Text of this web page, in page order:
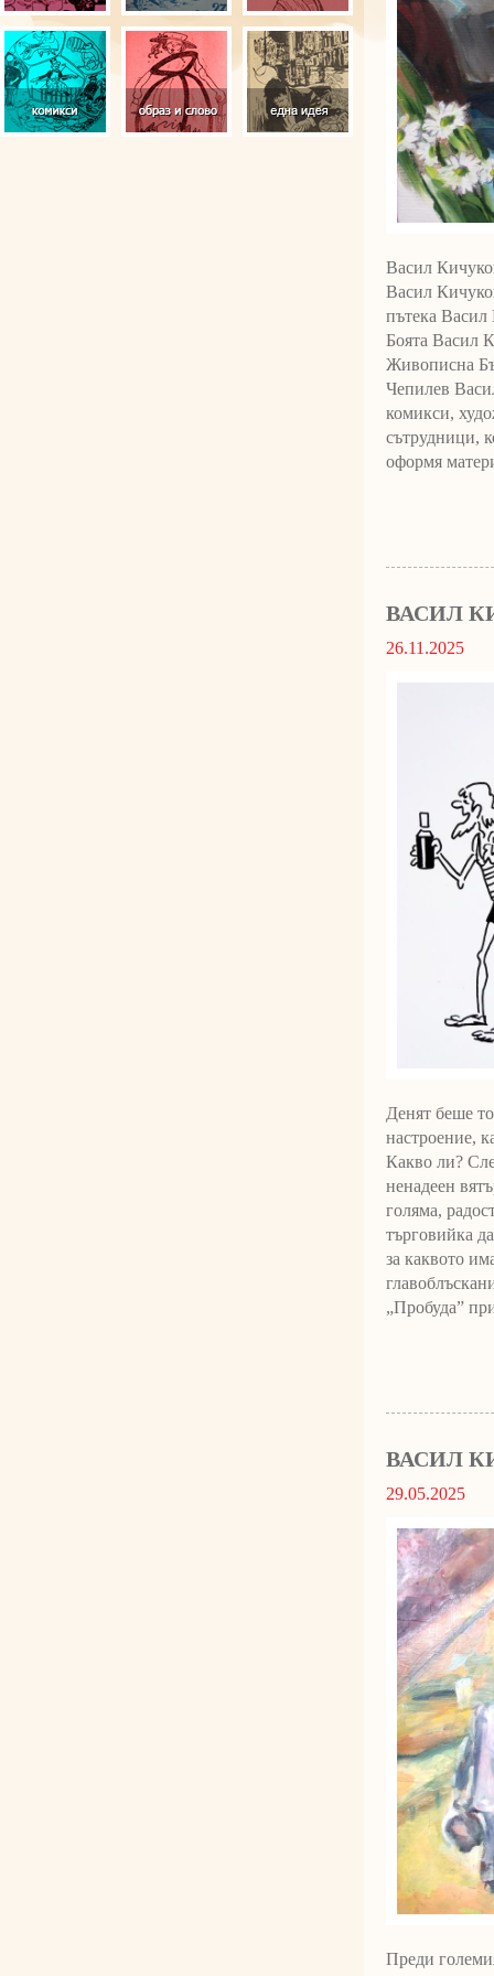
Васил
Васил
пътека
Боята Васил
Живописна
Чепилев
комикси,
сътрудници,
оформя
ВАСИЛ
26.11.2025
Денят беше
настроение,
Какво ли?
ненадеен
голяма,
търговийка
за каквото
„Пробуда”
ВАСИЛ
29.05.2025
Преди